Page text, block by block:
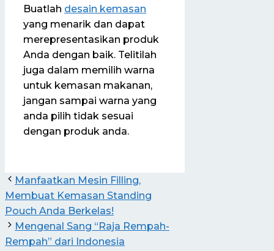
Buatlah desain kemasan
yang menarik dan dapat
merepresentasikan produk
Anda dengan baik. Telitilah
juga dalam memilih warna
untuk kemasan makanan,
jangan sampai warna yang
anda pilih tidak sesuai
dengan produk anda.
Manfaatkan Mesin Filling,
Membuat Kemasan Standing
Pouch Anda Berkelas!
Mengenal Sang “Raja Rempah-
Rempah” dari Indonesia